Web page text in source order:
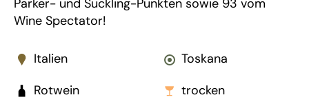
Italien
Toskana
Rotwein
trocken
Parker- und Suckling-Punkten sowie 93 vom
Wine Spectator!